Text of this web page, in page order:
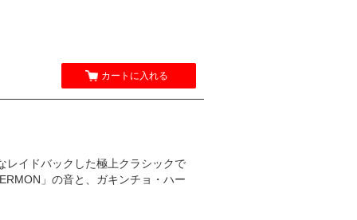
カートに入れる
レイドバックした極上クラシックで
」の音と、ガキンチョ・ハー